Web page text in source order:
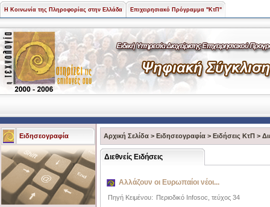
Η Κοινωνία της Πληροφορίας στην Ελλάδα Επιχειρησιακό Πρόγραμμα "ΚτΠ"
Ειδησεογραφία Αρχική Σελίδα > Ειδησεογραφία > Ειδήσεις ΚτΠ >
Διεθνείς Ειδήσεις
Αλλάζουν οι Ευρωπαίοι νέοι...
Πηγή Κειμένου: Περιοδικό Infosoc, τεύχος 34